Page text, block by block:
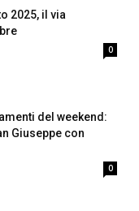
2025, il via
0
del weekend:
Giuseppe con
0